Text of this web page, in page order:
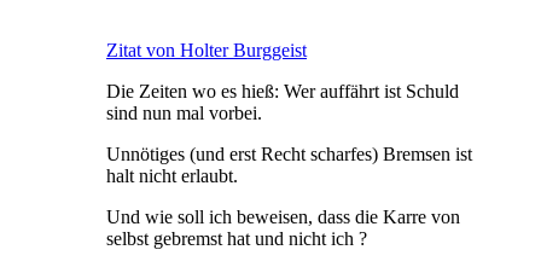
Zitat von Holter Burggeist
Die Zeiten wo es hieß: Wer auffährt ist Schuld
sind nun mal vorbei.
Unnötiges (und erst Recht scharfes) Bremsen ist
halt nicht erlaubt.
Und wie soll ich beweisen, dass die Karre von
selbst gebremst hat und nicht ich ?